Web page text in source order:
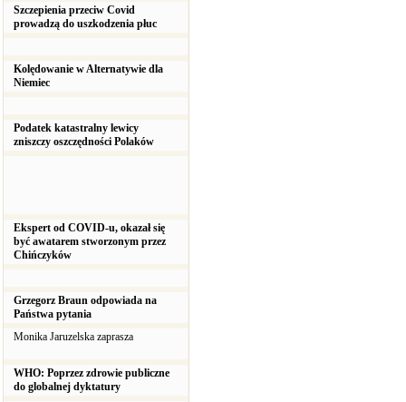
Szczepienia przeciw Covid
prowadzą do uszkodzenia płuc
Kolędowanie w Alternatywie dla
Niemiec
Podatek katastralny lewicy
zniszczy oszczędności Polaków
Ekspert od COVID-u, okazał się
być awatarem stworzonym przez
Chińczyków
Grzegorz Braun odpowiada na
Państwa pytania
Monika Jaruzelska zaprasza
WHO: Poprzez zdrowie publiczne
do globalnej dyktatury